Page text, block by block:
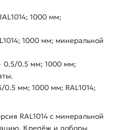
1000 мм;
1000 мм; минеральной
0.5/0.5 мм; 1000 мм;
мм; 1000 мм; RAL1014;
RAL1014 с минеральной